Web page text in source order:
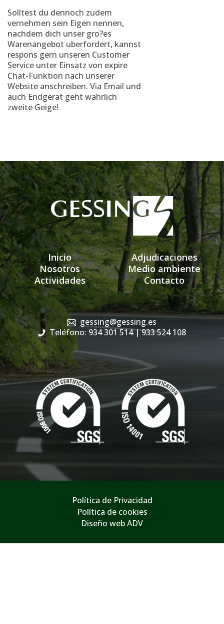
Solltest du dennoch zudem
vernehmen sein Eigen nennen,
nachdem dich unser gro?es
Warenangebot uberfordert, kannst
respons gern unseren Customer
Service unter Einsatz von expire
Chat-Funktion nach unserer
Website anschreiben. Via Email und
auch Endgerat geht wahrlich
zweite Geige!
Inicio
Nosotros
Actividades
Adjudicaciones
Medio ambiente
Contacto
gessing@gessing.es
Teléfono: 934 301 514| 933 524 108
Política de Privacidad
Política de cookies
Diseño web ADV